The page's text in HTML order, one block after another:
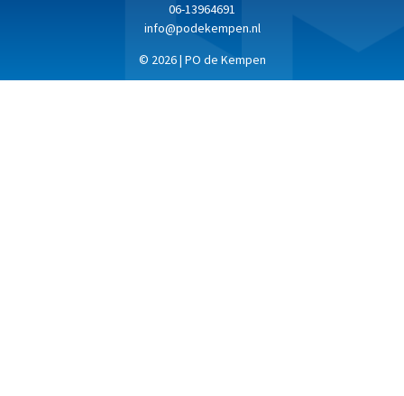
© 2026 | PO de Kempen
06-13964691
info@podekempen.nl